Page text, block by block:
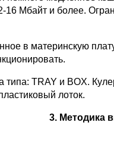
16 Мбайт и более.
в материнскую
TRAY и BOX.
лоток.
3. Методика